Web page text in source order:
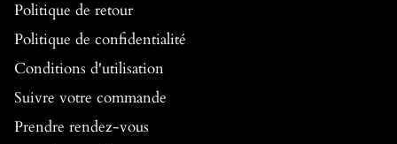
Politique de retour
Politique de confidentialité
Conditions d'utilisation
Suivre votre commande
Prendre rendez-vous